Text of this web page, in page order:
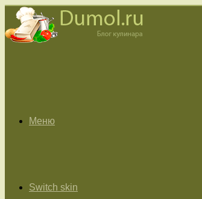
Меню
Switch skin